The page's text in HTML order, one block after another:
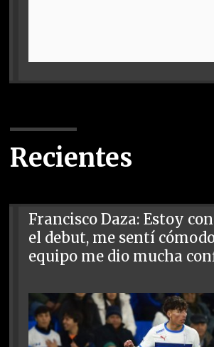
Recientes
Francisco Daza: Estoy
el debut, me sentí
equipo me dio mucha